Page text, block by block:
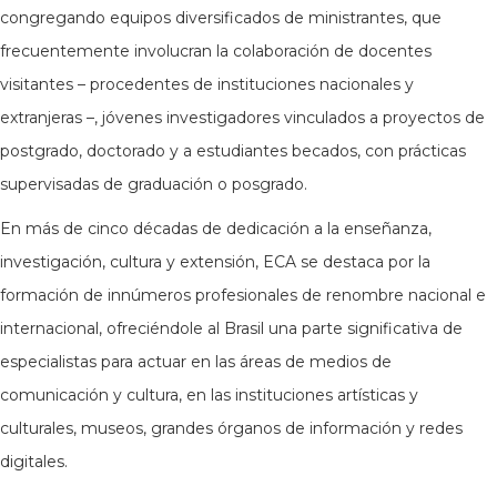
congregando equipos diversificados de ministrantes, que
frecuentemente involucran la colaboración de docentes
visitantes – procedentes de instituciones nacionales y
extranjeras –, jóvenes investigadores vinculados a proyectos de
postgrado, doctorado y a estudiantes becados, con prácticas
supervisadas de graduación o posgrado.
En más de cinco décadas de dedicación a la enseñanza,
investigación, cultura y extensión, ECA se destaca por la
formación de innúmeros profesionales de renombre nacional e
internacional, ofreciéndole al Brasil una parte significativa de
especialistas para actuar en las áreas de medios de
comunicación y cultura, en las instituciones artísticas y
culturales, museos, grandes órganos de información y redes
digitales.